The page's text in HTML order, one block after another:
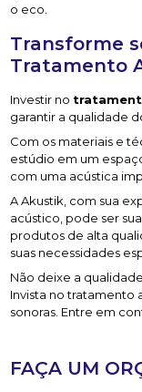
o eco.
Transforme
Tratamento
Investir no
garantir a qualidade
Com os materiais e
estúdio em um
com uma acústica
A Akustik, com sua
acústico, pode ser
produtos de alta
suas necessidades
Não deixe a
Invista no tratamento
sonoras. Entre em
FAÇA UM